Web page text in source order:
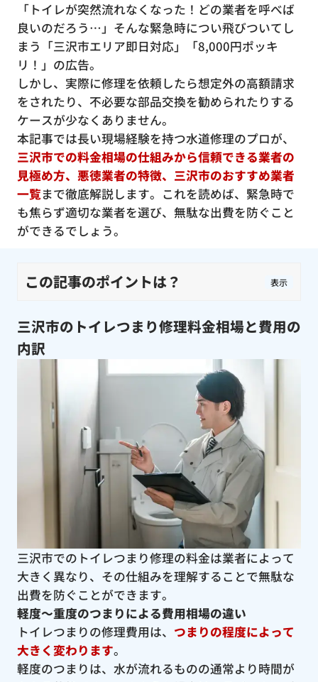
「トイレが突然流れなくなった！どの業者を呼べば
良いのだろう…」そんな緊急時につい飛びついてし
まう「三沢市エリア即日対応」「8,000円ポッキ
リ！」の広告。
しかし、実際に修理を依頼したら想定外の高額請求
をされたり、不必要な部品交換を勧められたりする
ケースが少なくありません。
本記事では長い現場経験を持つ水道修理のプロが、
三沢市での料金相場の仕組みから信頼できる業者の
見極め方、悪徳業者の特徴、三沢市のおすすめ業者
一覧まで徹底解説します。これを読めば、緊急時で
も焦らず適切な業者を選び、無駄な出費を防ぐこと
ができるでしょう。
この記事のポイントは？ 表示
三沢市のトイレつまり修理料金相場と費用の
内訳
三沢市でのトイレつまり修理の料金は業者によって
大きく異なり、その仕組みを理解することで無駄な
出費を防ぐことができます。
軽度〜重度のつまりによる費用相場の違い
トイレつまりの修理費用は、 つまりの程度によって
大きく変わります。
軽度のつまりは、水が流れるものの通常より時間が